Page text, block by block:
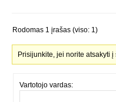
Rodomas 1 įrašas (viso: 1)
Prisijunkite, jei norite atsakyti į
Vartotojo vardas: